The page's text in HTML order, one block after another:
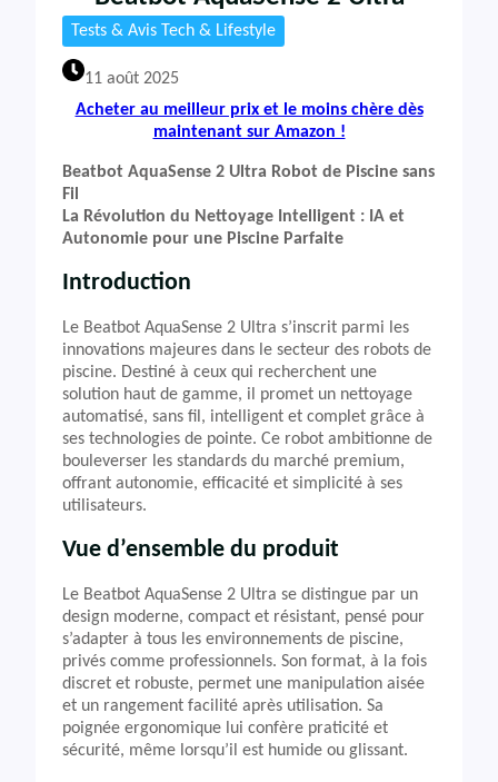
Tests & Avis Tech & Lifestyle
11 août 2025
Acheter au meilleur prix et le moins chère dès
maintenant sur Amazon !
Beatbot AquaSense 2 Ultra Robot de Piscine sans
Fil
La Révolution du Nettoyage Intelligent : IA et
Autonomie pour une Piscine Parfaite
Introduction
Le Beatbot AquaSense 2 Ultra s’inscrit parmi les
innovations majeures dans le secteur des robots de
piscine. Destiné à ceux qui recherchent une
solution haut de gamme, il promet un nettoyage
automatisé, sans fil, intelligent et complet grâce à
ses technologies de pointe. Ce robot ambitionne de
bouleverser les standards du marché premium,
offrant autonomie, efficacité et simplicité à ses
utilisateurs.
Vue d’ensemble du produit
Le Beatbot AquaSense 2 Ultra se distingue par un
design moderne, compact et résistant, pensé pour
s’adapter à tous les environnements de piscine,
privés comme professionnels. Son format, à la fois
discret et robuste, permet une manipulation aisée
et un rangement facilité après utilisation. Sa
poignée ergonomique lui confère praticité et
sécurité, même lorsqu’il est humide ou glissant.